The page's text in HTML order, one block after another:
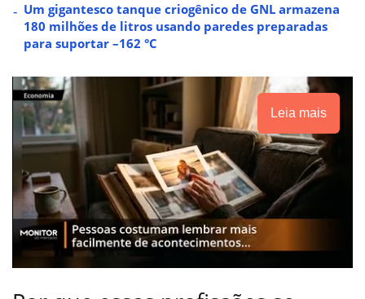
Um gigantesco tanque criogênico de GNL armazena
180 milhões de litros usando paredes preparadas
para suportar –162 °C
Leia mais